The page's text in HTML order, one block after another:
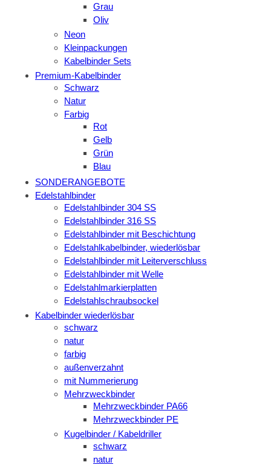
Grau
Oliv
Neon
Kleinpackungen
Kabelbinder Sets
Premium-Kabelbinder
Schwarz
Natur
Farbig
Rot
Gelb
Grün
Blau
SONDERANGEBOTE
Edelstahlbinder
Edelstahlbinder 304 SS
Edelstahlbinder 316 SS
Edelstahlbinder mit Beschichtung
Edelstahlkabelbinder, wiederlösbar
Edelstahlbinder mit Leiterverschluss
Edelstahlbinder mit Welle
Edelstahlmarkierplatten
Edelstahlschraubsockel
Kabelbinder wiederlösbar
schwarz
natur
farbig
außenverzahnt
mit Nummerierung
Mehrzweckbinder
Mehrzweckbinder PA66
Mehrzweckbinder PE
Kugelbinder / Kabeldriller
schwarz
natur